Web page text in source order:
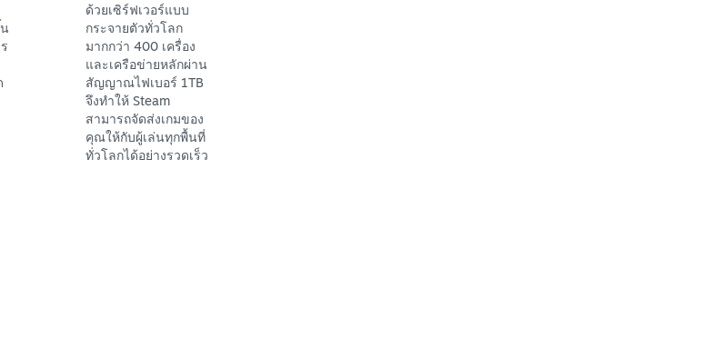
ด้วยเซิร์ฟเวอร์แบบ
กระจายตัวทั่วโลก
มากกว่า 400 เครื่อง
และเครือข่ายหลักผ่าน
สัญญาณไฟเบอร์ 1TB
จึงทำให้ Steam
สามารถจัดส่งเกมของ
คุณให้กับผู้เล่นทุกพื้นที่
ทั่วโลกได้อย่างรวดเร็ว